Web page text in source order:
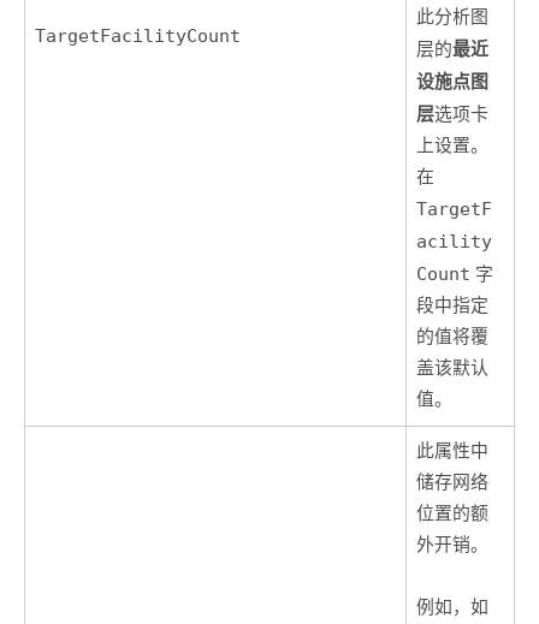
TargetFacilityCount
此分析图
层的最近
设施点图
层选项卡
上设置。
在
TargetF
acility
Count 字
段中指定
的值将覆
盖该默认
值。
此属性中
储存网络
位置的额
外开销。
例如，如